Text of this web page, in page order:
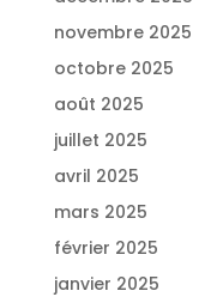
novembre 2025
octobre 2025
août 2025
juillet 2025
avril 2025
mars 2025
février 2025
janvier 2025